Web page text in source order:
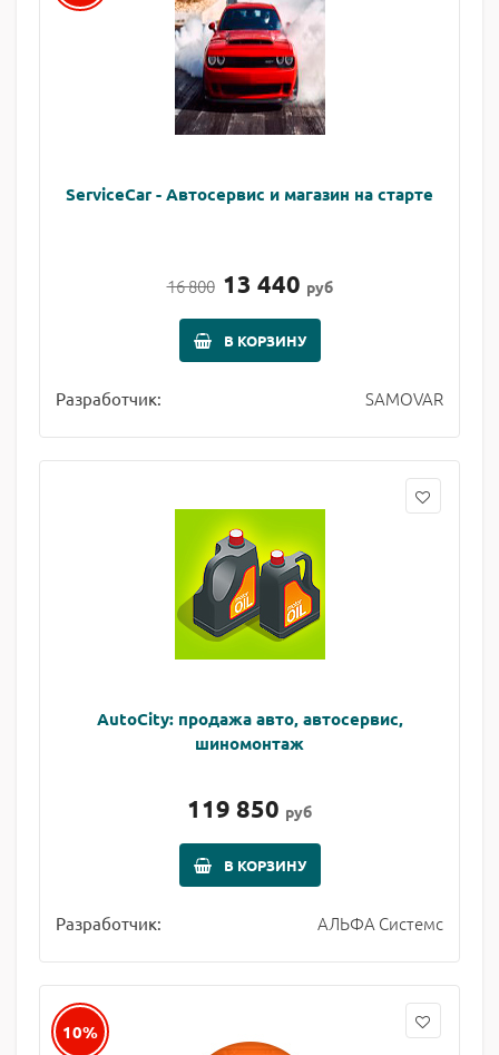
ServiceCar - Автосервис и магазин на старте
16 800 13 440 руб
В КОРЗИНУ
Разработчик: SAMOVAR
AutoCity: продажа авто, автосервис,
шиномонтаж
119 850 руб
В КОРЗИНУ
Разработчик: АЛЬФА Системс
10%